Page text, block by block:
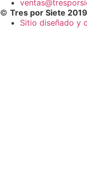
© Tres por Siete 2019
Sitio diseñado y